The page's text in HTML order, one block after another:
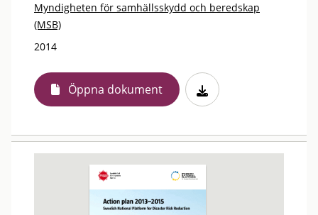
Myndigheten för samhällsskydd och beredskap
(MSB)
2014
Öppna dokument